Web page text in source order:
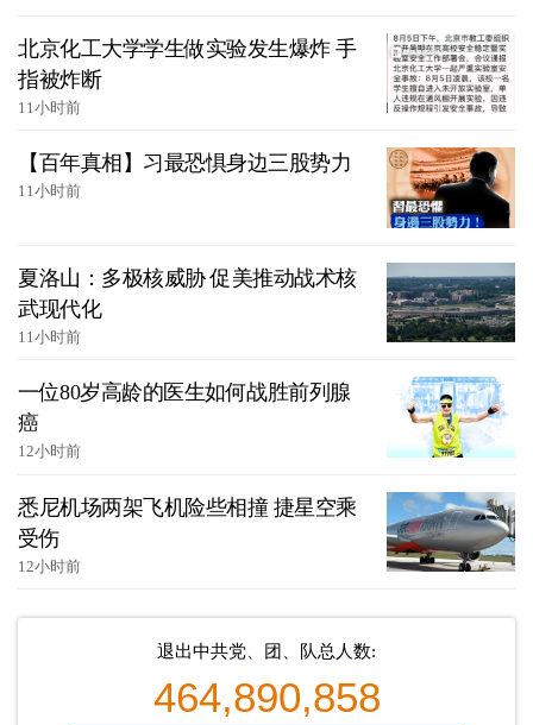
北京化工大学学生做实验发生爆炸 手
指被炸断
11小时前
【百年真相】习最恐惧身边三股势力
11小时前
夏洛山：多极核威胁 促美推动战术核
武现代化
11小时前
一位80岁高龄的医生如何战胜前列腺
癌
12小时前
悉尼机场两架飞机险些相撞 捷星空乘
受伤
12小时前
退出中共党、团、队总人数:
464,890,858